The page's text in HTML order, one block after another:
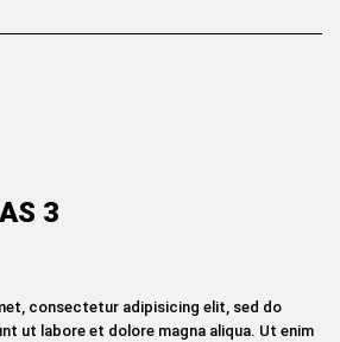
3
consectetur adipisicing elit, sed do
ut labore et dolore magna aliqua. Ut enim